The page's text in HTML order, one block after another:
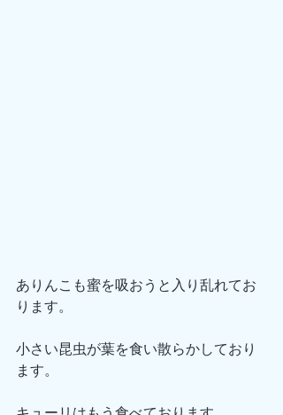
ありんこも蜜を吸おうと入り乱れてお
ります。
小さい昆虫が葉を食い散らかしており
ます。